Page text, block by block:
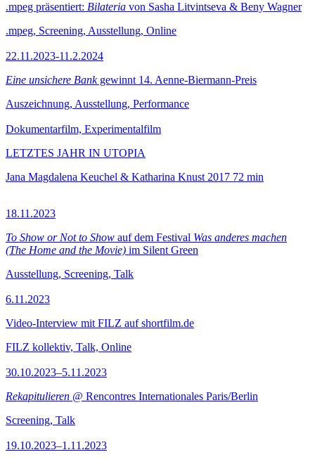
.mpeg präsentiert: Bilateria von Sasha Litvintseva & Beny Wagner
.mpeg, Screening, Ausstellung, Online
22.11.2023-11.2.2024
Eine unsichere Bankgewinnt 14. Aenne-Biermann-Preis
Auszeichnung, Ausstellung, Performance
Dokumentarfilm, Experimentalfilm
LETZTES JAHR IN UTOPIA
Jana Magdalena Keuchel & Katharina Knust 2017 72 min
18.11.2023
To Show or Not to Show auf dem Festival Was anderes machen
(The Home and the Movie) im Silent Green
Ausstellung, Screening, Talk
6.11.2023
Video-Interview mit FILZ auf shortfilm.de
FILZ kollektiv, Talk, Online
30.10.2023–5.11.2023
Rekapitulieren @ Rencontres Internationales Paris/Berlin
Screening, Talk
19.10.2023–1.11.2023